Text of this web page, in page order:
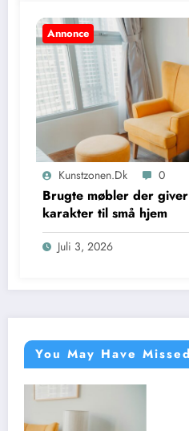
Annonce
Kunstzonen.dk 0
Brugte møbler der
karakter til små hjem
Juli 3, 2026
You May Have Missed
Annonce
BLOG